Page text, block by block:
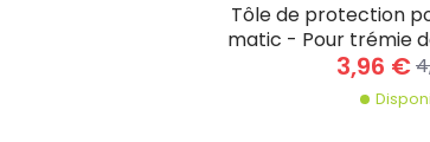
Tôle de protection
matic - Pour trémie
Tôle de protection - Pour trémie de 5
et de 8
3,96 €